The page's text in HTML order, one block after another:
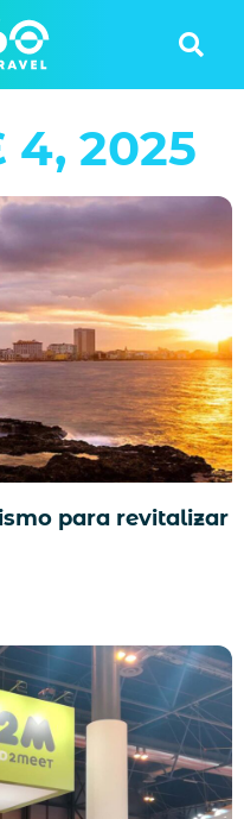
4, 2025
para revitalizar